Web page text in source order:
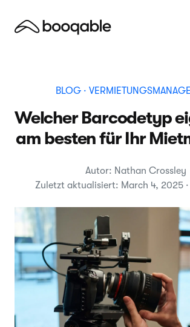
BLOG·
Welcher Barcodetyp
am besten für Ihr
Autor: Nathan Crossley
Zuletzt aktualisiert: March 4, 2025